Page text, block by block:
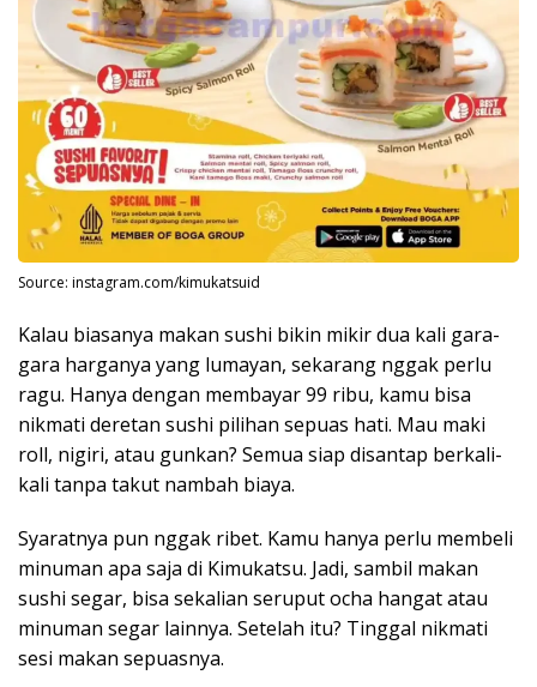
Source: instagram.com/kimukatsuid
Kalau biasanya makan sushi bikin mikir dua kali gara-
gara harganya yang lumayan, sekarang nggak perlu
ragu. Hanya dengan membayar 99 ribu, kamu bisa
nikmati deretan sushi pilihan sepuas hati. Mau maki
roll, nigiri, atau gunkan? Semua siap disantap berkali-
kali tanpa takut nambah biaya.
Syaratnya pun nggak ribet. Kamu hanya perlu membeli
minuman apa saja di Kimukatsu. Jadi, sambil makan
sushi segar, bisa sekalian seruput ocha hangat atau
minuman segar lainnya. Setelah itu? Tinggal nikmati
sesi makan sepuasnya.